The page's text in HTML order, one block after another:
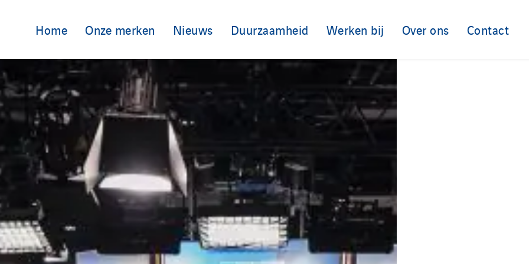
Home Onze merken Nieuws Duurzaamheid Werken bij Over ons Contact